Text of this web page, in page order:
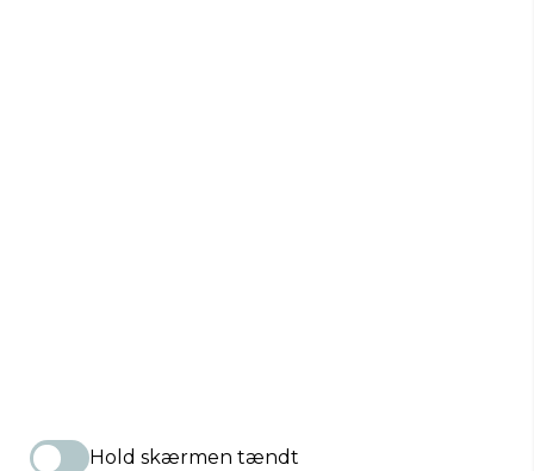
Hold skærmen tændt